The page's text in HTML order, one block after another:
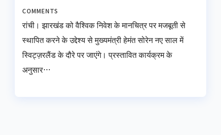
COMMENTS
रांची। झारखंड को वैश्विक निवेश के मानचित्र पर मजबूती से
स्थापित करने के उद्देश्य से मुख्यमंत्री हेमंत सोरेन नए साल में
स्विट्ज़रलैंड के दौरे पर जाएंगे। प्रस्तावित कार्यक्रम के
अनुसार…